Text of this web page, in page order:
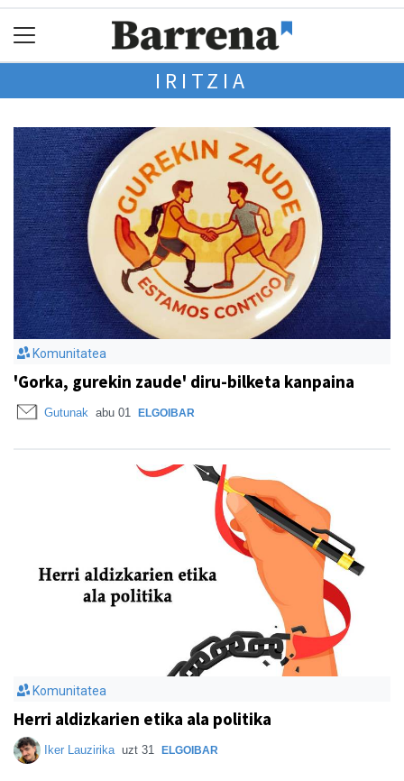
IRITZIA
Komunitatea
'Gorka, gurekin zaude' diru-bilketa kanpaina
Gutunak abu 01 ELGOIBAR
Komunitatea
Herri aldizkarien etika ala politika
Iker Lauzirika uzt 31 ELGOIBAR